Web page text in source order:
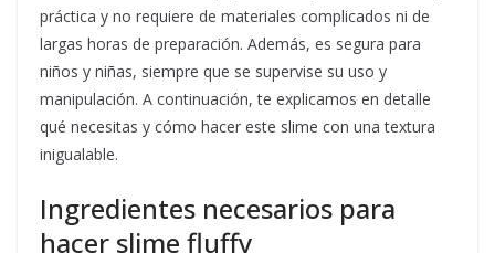
práctica y no requiere de materiales complicados ni de
largas horas de preparación. Además, es segura para
niños y niñas, siempre que se supervise su uso y
manipulación. A continuación, te explicamos en detalle
qué necesitas y cómo hacer este slime con una textura
inigualable.
Ingredientes necesarios para
hacer slime fluffy